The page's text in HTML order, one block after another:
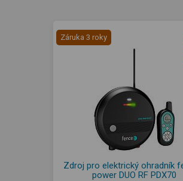
Záruka 3 roky
Zdroj pro elektrický ohradník
power DUO RF PDX70